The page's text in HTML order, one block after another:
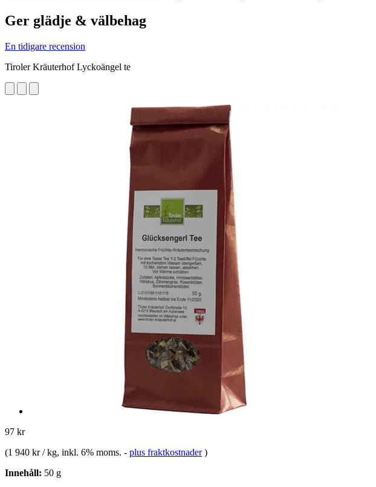
Ger glädje & välbehag
En tidigare recension
Tiroler Kräuterhof Lyckoängel te
97 kr
(1 940 kr / kg, inkl. 6% moms. - plus fraktkostnader )
Innehåll: 50 g